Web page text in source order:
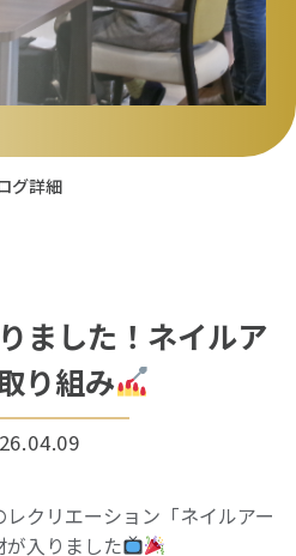
グ詳細
ました！ネイルア
り組み
クリエーション「ネイルアー
が入りました